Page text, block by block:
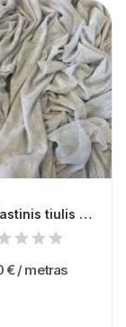
Pilkas elastinis tiulis 006587
€ / metras